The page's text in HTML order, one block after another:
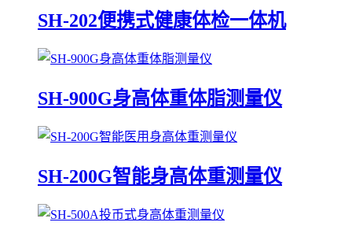
SH-202便携式健康体检一体机
SH-900G身高体重体脂测量仪
SH-200G智能身高体重测量仪